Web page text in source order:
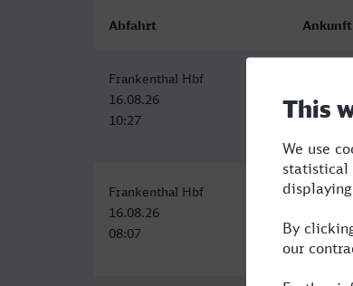
Abfahrt Ankunft
Frankenthal Hbf
16.08.26
10:27
16.08.26
14:01
Frankenthal Hbf
16.08.26
08:07
Dorsten
13:01